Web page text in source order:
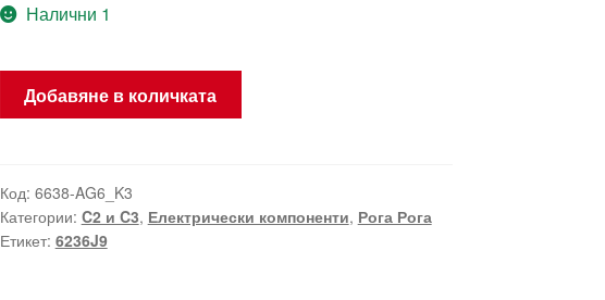
Налични 1
количество
държач
Citroën
C3
Добавяне в количката
Код: 6638-AG6_K3
Категории: C2 и C3, Електрически компоненти, Рога Рога
Етикет: 6236J9